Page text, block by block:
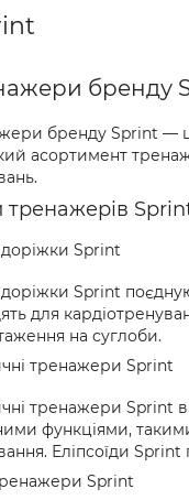
бренду
бренду Sprint —
асортимент
тренажерів
доріжки Sprint
доріжки Sprint
для
на суглоби.
тренажери Sprint
тренажери Sprint
функціями,
Еліпсоїди Sprint
Sprint